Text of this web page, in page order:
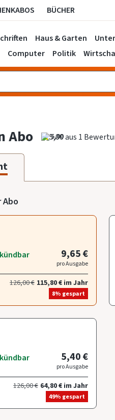
BÜCHER
Haus & Garten
Computer Politik
Abo 5,00
Abo
9,65 €
pro Ausgabe
126,00 € 115,80 € im Jahr
8% gespart
5,40 €
pro Ausgabe
126,00 € 64,80 € im Jahr
49% gespart